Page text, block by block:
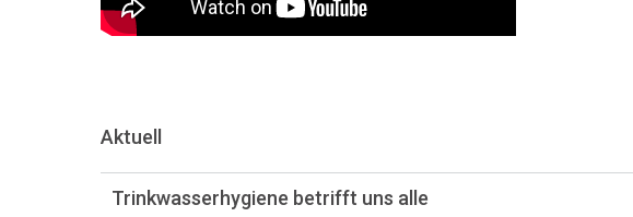
Aktuell
Trinkwasserhygiene betrifft uns alle